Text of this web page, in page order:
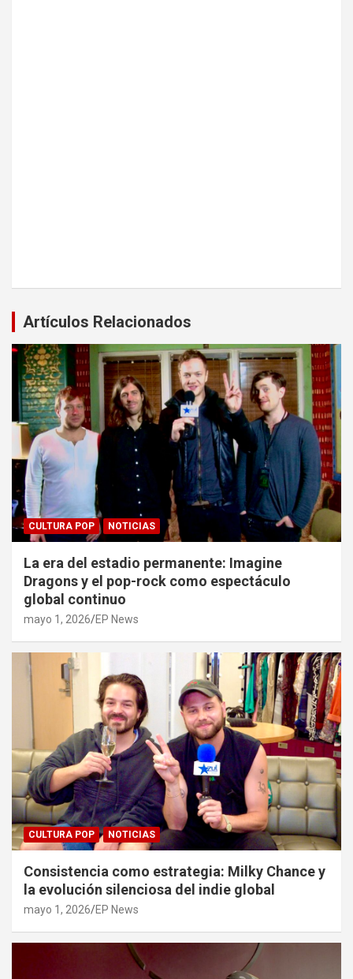
Artículos Relacionados
CULTURA POP NOTICIAS
La era del estadio permanente: Imagine
Dragons y el pop-rock como espectáculo
global continuo
mayo 1, 2026 EP News
CULTURA POP NOTICIAS
Consistencia como estrategia: Milky Chance y
la evolución silenciosa del indie global
mayo 1, 2026 EP News